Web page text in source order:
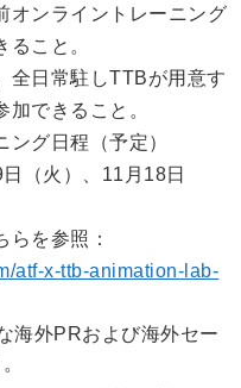
オンライントレーニング
こと。
全日常駐しTTBが用意す
加できること。
グ日程（予定）
（火）、11月18日
らを参照：
atf-x-ttb-animation-lab-
海外PRおよび海外セー